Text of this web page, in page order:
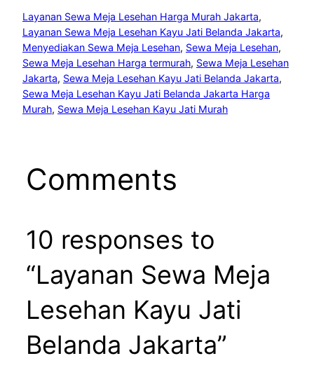
Layanan Sewa Meja Lesehan Harga Murah Jakarta
Layanan Sewa Meja Lesehan Kayu Jati Belanda Jakarta
Menyediakan Sewa Meja Lesehan, Sewa Meja Lesehan
Sewa Meja Lesehan Harga termurah, Sewa Meja Lesehan
Jakarta, Sewa Meja Lesehan Kayu Jati Belanda Jakarta
Sewa Meja Lesehan Kayu Jati Belanda Jakarta Harga
Murah, Sewa Meja Lesehan Kayu Jati Murah
Comments
10 responses to
“Layanan Sewa Meja
Lesehan Kayu Jati
Belanda Jakarta”